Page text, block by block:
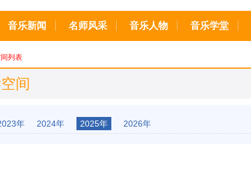
音乐新闻 名师风采 音乐人物 音乐学堂
列表
间
年 2024年 2025年 2026年